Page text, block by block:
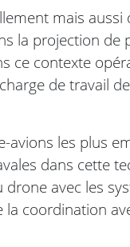
mais aussi
la projection de
ce contexte
de travail
avions les plus
dans cette
avec les
coordination